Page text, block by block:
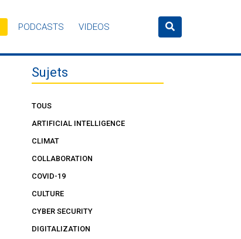
PODCASTS VIDEOS
Sujets
TOUS
ARTIFICIAL INTELLIGENCE
CLIMAT
COLLABORATION
COVID-19
CULTURE
CYBER SECURITY
DIGITALIZATION